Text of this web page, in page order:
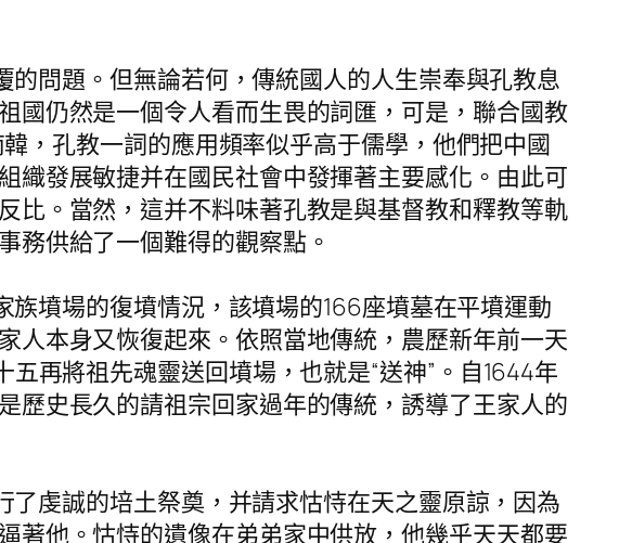
問題。但無論若何，傳統國人的人生崇奉與孔教息
國仍然是一個令人看而生畏的詞匯，可是，聯合國教
，孔教一詞的應用頻率似乎高于儒學，他們把中國
織發展敏捷并在國民社會中發揮著主要感化。由此可
比。當然，這并不料味著孔教是與基督教和釋教等軌
務供給了一個難得的觀察點。
墳場的復墳情況，該墳場的166座墳墓在平墳運動
人本身又恢復起來。依照當地傳統，農歷新年前一天
再將祖先魂靈送回墳場，也就是“送神”。自1644年
歷史長久的請祖宗回家過年的傳統，誘導了王家人的
虔誠的培土祭奠，并請求怙恃在天之靈原諒，因為
著他。怙恃的遺像在弟弟家中供放，他幾乎天天都要